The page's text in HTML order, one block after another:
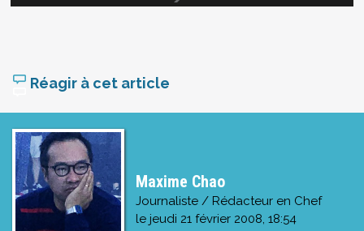
Réagir à cet article
Maxime Chao
Journaliste / Rédacteur en Chef
le jeudi 21 février 2008, 18:54